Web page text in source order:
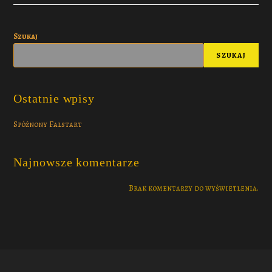
Szukaj
SZUKAJ
Ostatnie wpisy
Spóźnony Falstart
Najnowsze komentarze
Brak komentarzy do wyświetlenia.